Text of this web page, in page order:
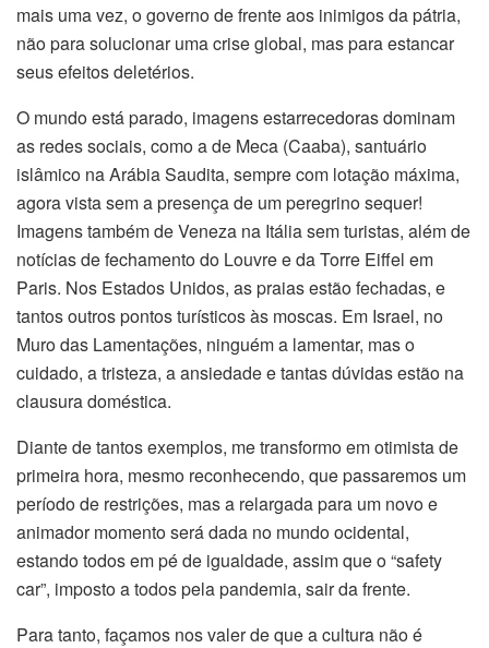
mais uma vez, o governo de frente aos inimigos da pátria,
não para solucionar uma crise global, mas para estancar
seus efeitos deletérios.
O mundo está parado, imagens estarrecedoras dominam
as redes sociais, como a de Meca (Caaba), santuário
islâmico na Arábia Saudita, sempre com lotação máxima,
agora vista sem a presença de um peregrino sequer!
Imagens também de Veneza na Itália sem turistas, além de
notícias de fechamento do Louvre e da Torre Eiffel em
Paris. Nos Estados Unidos, as praias estão fechadas, e
tantos outros pontos turísticos às moscas. Em Israel, no
Muro das Lamentações, ninguém a lamentar, mas o
cuidado, a tristeza, a ansiedade e tantas dúvidas estão na
clausura doméstica.
Diante de tantos exemplos, me transformo em otimista de
primeira hora, mesmo reconhecendo, que passaremos um
período de restrições, mas a relargada para um novo e
animador momento será dada no mundo ocidental,
estando todos em pé de igualdade, assim que o “safety
car”, imposto a todos pela pandemia, sair da frente.
Para tanto, façamos nos valer de que a cultura não é